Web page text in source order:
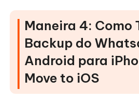
Maneira 4: Como
Backup do
Android para
Move to iOS